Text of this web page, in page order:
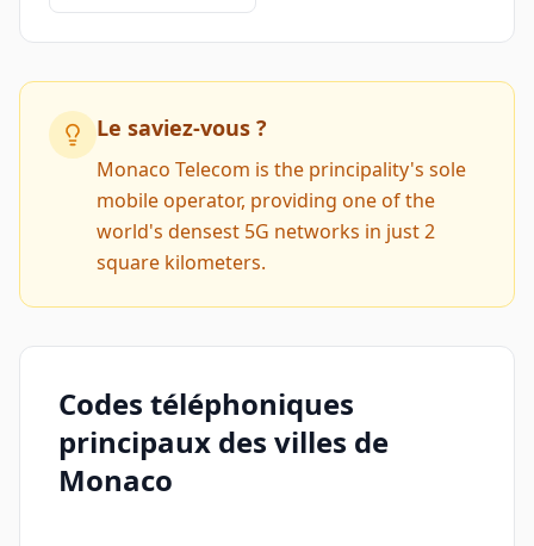
Le saviez-vous ?
Monaco Telecom is the principality's sole
mobile operator, providing one of the
world's densest 5G networks in just 2
square kilometers.
Codes téléphoniques
principaux des villes de
Monaco